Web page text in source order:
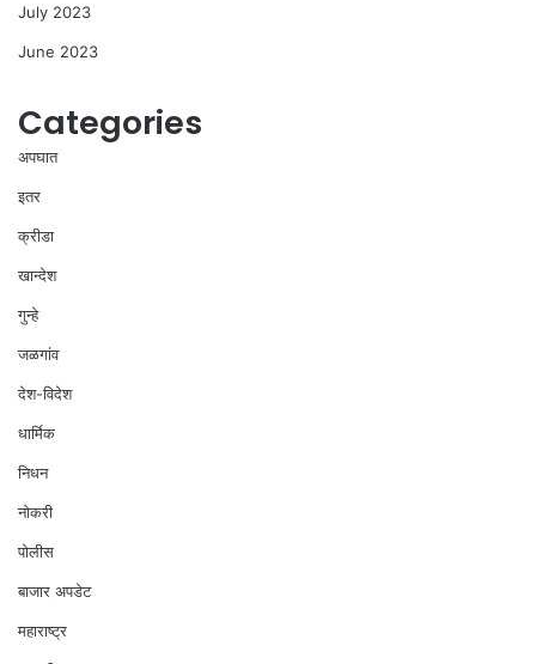
July 2023
June 2023
Categories
अपघात
इतर
क्रीडा
खान्देश
गुन्हे
जळगांव
देश-विदेश
धार्मिक
निधन
नोकरी
पोलीस
बाजार अपडेट
महाराष्ट्र